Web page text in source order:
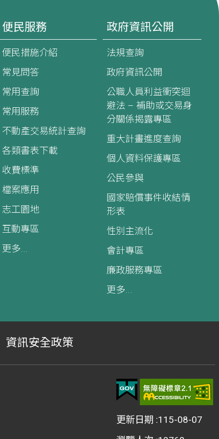
便民服務
便民措施介紹
常見問答
常用查詢
常用服務
不動產交易統計查詢
各類書表下載
收費標準
檔案應用
志工園地
互動專區
更多...
政府資訊公開
法規查詢
政府資訊公開
公職人員利益衝突迴
避法 – 補助或交易身
分關係揭露專區
重大計畫進度查詢
個人資料保護專區
公民參與
國家賠償事件收結情
形表
性別主流化
會計專區
廉政服務專區
更多...
資訊安全政策
更新日期 115-08-07